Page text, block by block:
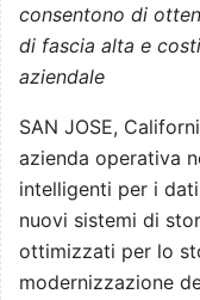
consentono di
di fascia alta e
aziendale
SAN JOSE,
azienda operativa
intelligenti per i
nuovi sistemi di
ottimizzati per lo
modernizzazione